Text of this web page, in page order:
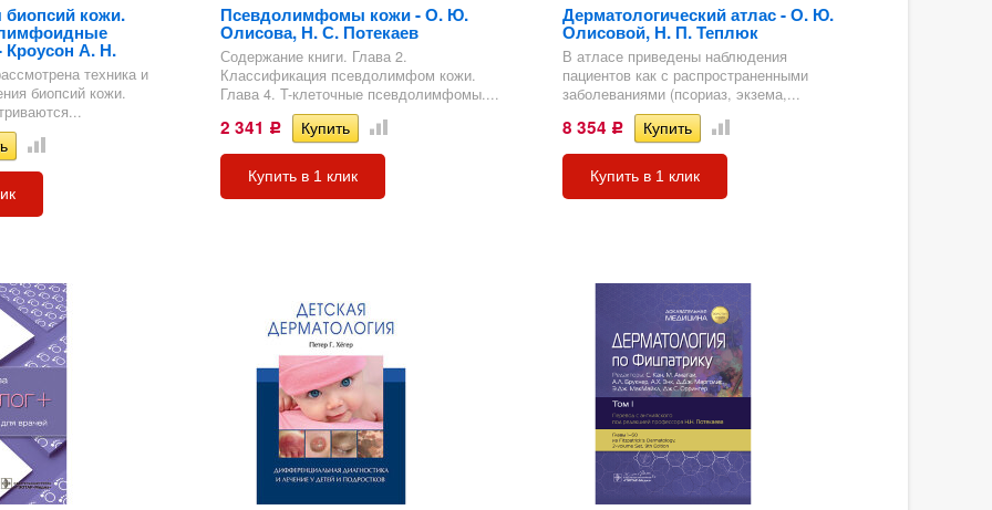
биопсий кожи.
Кроусон А. Н.
техника и
биопсий кожи.
Псевдолимфомы кожи - О. Ю.
Олисова, Н. С. Потекаев
Содержание книги. Глава 2.
Классификация псевдолимфом кожи.
Глава 4. T-клеточные псевдолимфомы....
2 341 Р
Купить в 1 клик
Дерматологический атлас - О. Ю.
Олисовой, Н. П. Теплюк
В атласе приведены наблюдения
пациентов как с распространенными
заболеваниями (псориаз, экзема,...
8 354 Р
Купить в 1 клик